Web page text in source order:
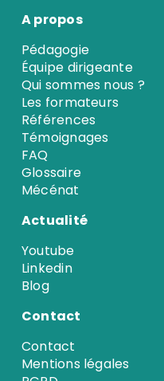
A propos
Pédagogie
Équipe dirigeante
Qui sommes nous ?
Les formateurs
Références
Témoignages
FAQ
Glossaire
Mécénat
Actualité
Youtube
Linkedin
Blog
Contact
Contact
Mentions légales